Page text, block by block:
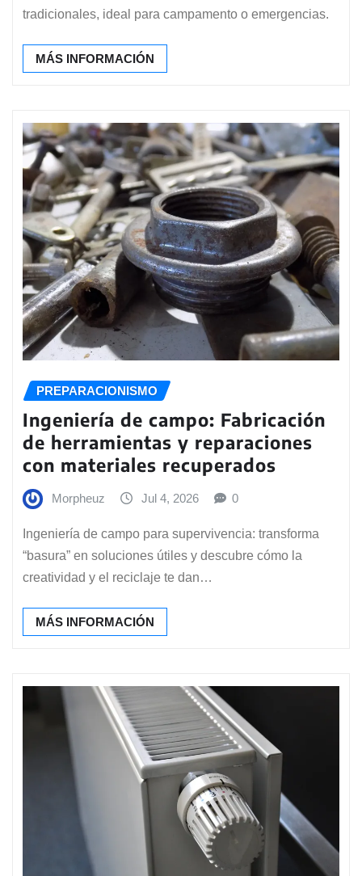
tradicionales, ideal para campamento o emergencias.
MÁS INFORMACIÓN
PREPARACIONISMO
Ingeniería de campo: Fabricación
de herramientas y reparaciones
con materiales recuperados
Morpheuz Jul 4, 2026 0
Ingeniería de campo para supervivencia: transforma
“basura” en soluciones útiles y descubre cómo la
creatividad y el reciclaje te dan…
MÁS INFORMACIÓN